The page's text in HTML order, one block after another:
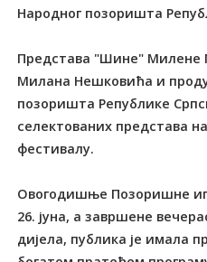
Народног позоришта
Представа "Шине" Милене
Милана Нешковића и
позоришта Републике
селектованих представа
фестивалу.
Овогодишње Позоришне
26. јуна, а завршене
дијела, публика је имала